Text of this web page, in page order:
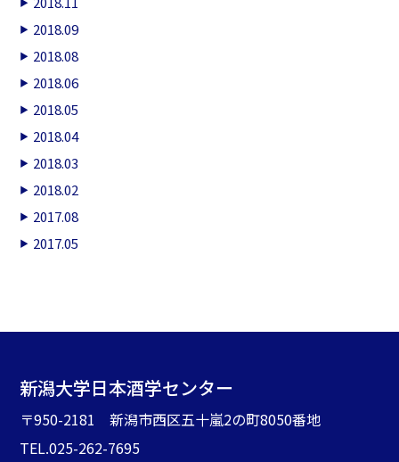
2018.09
2018.08
2018.06
2018.05
2018.04
2018.03
2018.02
2017.08
2017.05
新潟大学日本酒学センター
〒950-2181 新潟市西区五十嵐2の町8050番地
TEL.025-262-7695